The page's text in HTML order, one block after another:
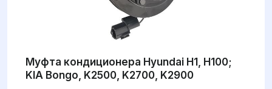
Муфта кондиционера Hyundai H1, H100;
KIA Bongo, K2500, K2700, K2900